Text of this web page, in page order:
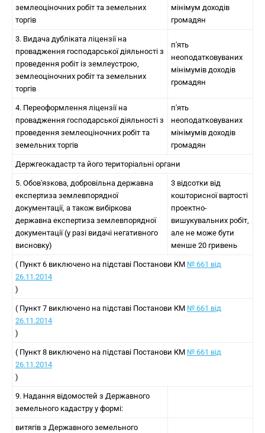
землеоціночних робіт та земельних
торгів
мінімум доходів
громадян
3. Видача дубліката ліцензії на
провадження господарської діяльності з
проведення робіт із землеустрою,
землеоціночних робіт та земельних
торгів
п'ять
неоподатковуваних
мінімумів доходів
громадян
4. Переоформлення ліцензії на
провадження господарської діяльності з
проведення землеоціночних робіт та
земельних торгів
п'ять
неоподатковуваних
мінімумів доходів
громадян
Держгеокадастр та його територіальні органи
5. Обов'язкова, добровільна державна
експертиза землевпорядної
документації, а також вибіркова
державна експертиза землевпорядної
документації (у разі видачі негативного
висновку)
3 відсотки від
кошторисної вартості
проектно-
вишукувальних робіт,
але не може бути
менше 20 гривень
( Пункт 6 виключено на підставі Постанови КМ № 661 від
26.11.2014
)
( Пункт 7 виключено на підставі Постанови КМ № 661 від
26.11.2014
)
( Пункт 8 виключено на підставі Постанови КМ № 661 від
26.11.2014
)
9. Надання відомостей з Державного
земельного кадастру у формі:
витягів з Державного земельного